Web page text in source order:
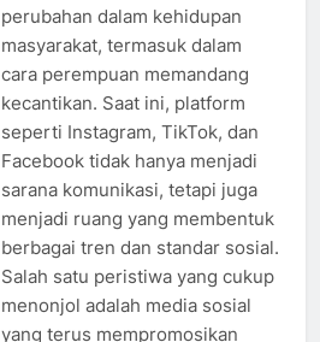
perubahan dalam kehidupan
masyarakat, termasuk dalam
cara perempuan memandang
kecantikan. Saat ini, platform
seperti Instagram, TikTok, dan
Facebook tidak hanya menjadi
sarana komunikasi, tetapi juga
menjadi ruang yang membentuk
berbagai tren dan standar sosial.
Salah satu peristiwa yang cukup
menonjol adalah media sosial
yang terus mempromosikan